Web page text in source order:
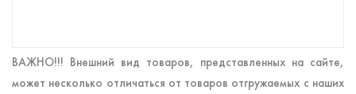
ВАЖНО!!! Внешний вид товаров, представленных на сайте,
может несколько отличаться от товаров отгружаемых с наших